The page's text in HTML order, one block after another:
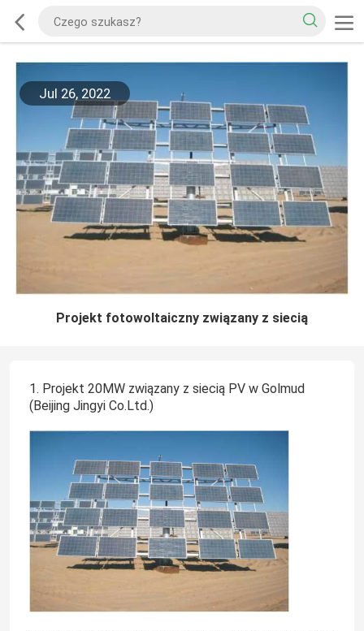
Jul 26, 2022
Projekt fotowoltaiczny związany z siecią
1. Projekt 20MW związany z siecią PV w Golmud
(Beijing Jingyi Co.Ltd.)